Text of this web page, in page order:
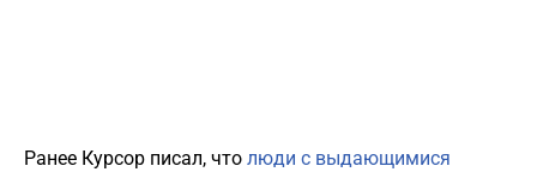
Ранее Курсор писал, что люди с выдающимися